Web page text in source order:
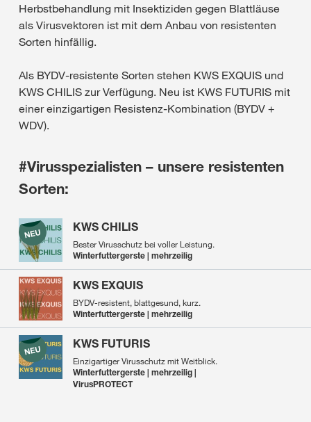
Herbstbehandlung mit Insektiziden gegen Blattläuse
als Virusvektoren ist mit dem Anbau von resistenten
Sorten hinfällig.
Als BYDV-resistente Sorten stehen KWS EXQUIS und
KWS CHILIS zur Verfügung. Neu ist KWS FUTURIS mit
einer einzigartigen Resistenz-Kombination (BYDV +
WDV).
#Virusspezialisten – unsere resistenten
Sorten:
KWS CHILIS
Bester Virusschutz bei voller Leistung.
Winterfuttergerste | mehrzeilig
KWS EXQUIS
BYDV-resistent, blattgesund, kurz.
Winterfuttergerste | mehrzeilig
KWS FUTURIS
Einzigartiger Virusschutz mit Weitblick.
Winterfuttergerste | mehrzeilig |
VirusPROTECT